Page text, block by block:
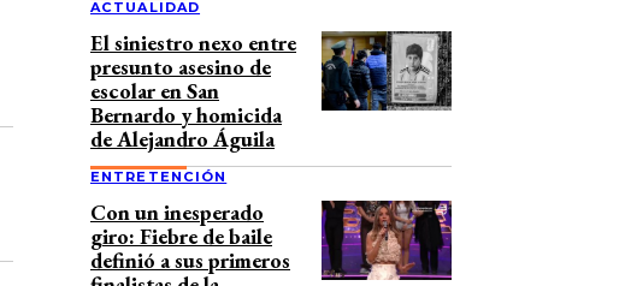
ACTUALIDAD
El siniestro nexo entre
presunto asesino de
escolar en San
Bernardo y homicida
de Alejandro Águila
ENTRETENCIÓN
Con un inesperado
giro: Fiebre de baile
definió a sus primeros